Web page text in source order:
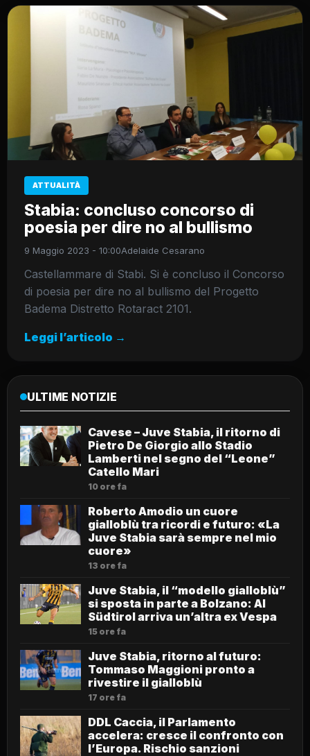
ATTUALITÀ
Stabia: concluso concorso di
poesia per dire no al bullismo
9 Maggio 2023 - 10:00Adelaide Cesarano
Castellammare di Stabi. Si è concluso il Concorso
di poesia per dire no al bullismo del Progetto
Badema Distretto Rotaract 2101.
Leggi l’articolo →
ULTIME NOTIZIE
Cavese – Juve Stabia, il ritorno di
Pietro De Giorgio allo Stadio
Lamberti nel segno del “Leone”
Catello Mari
10 ore fa
Roberto Amodio un cuore
gialloblù tra ricordi e futuro: «La
Juve Stabia sarà sempre nel mio
cuore»
13 ore fa
Juve Stabia, il “modello gialloblù”
si sposta in parte a Bolzano: Al
Südtirol arriva un’altra ex Vespa
15 ore fa
Juve Stabia, ritorno al futuro:
Tommaso Maggioni pronto a
rivestire il gialloblù
17 ore fa
DDL Caccia, il Parlamento
accelera: cresce il confronto con
l’Europa. Rischio sanzioni